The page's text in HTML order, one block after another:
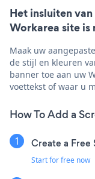
Het insluiten
Workarea site is
Maak uw
de stijl en kleuren
banner toe aan uw
voettekst of waar u
How To Add a
Create a Free
Start for free now